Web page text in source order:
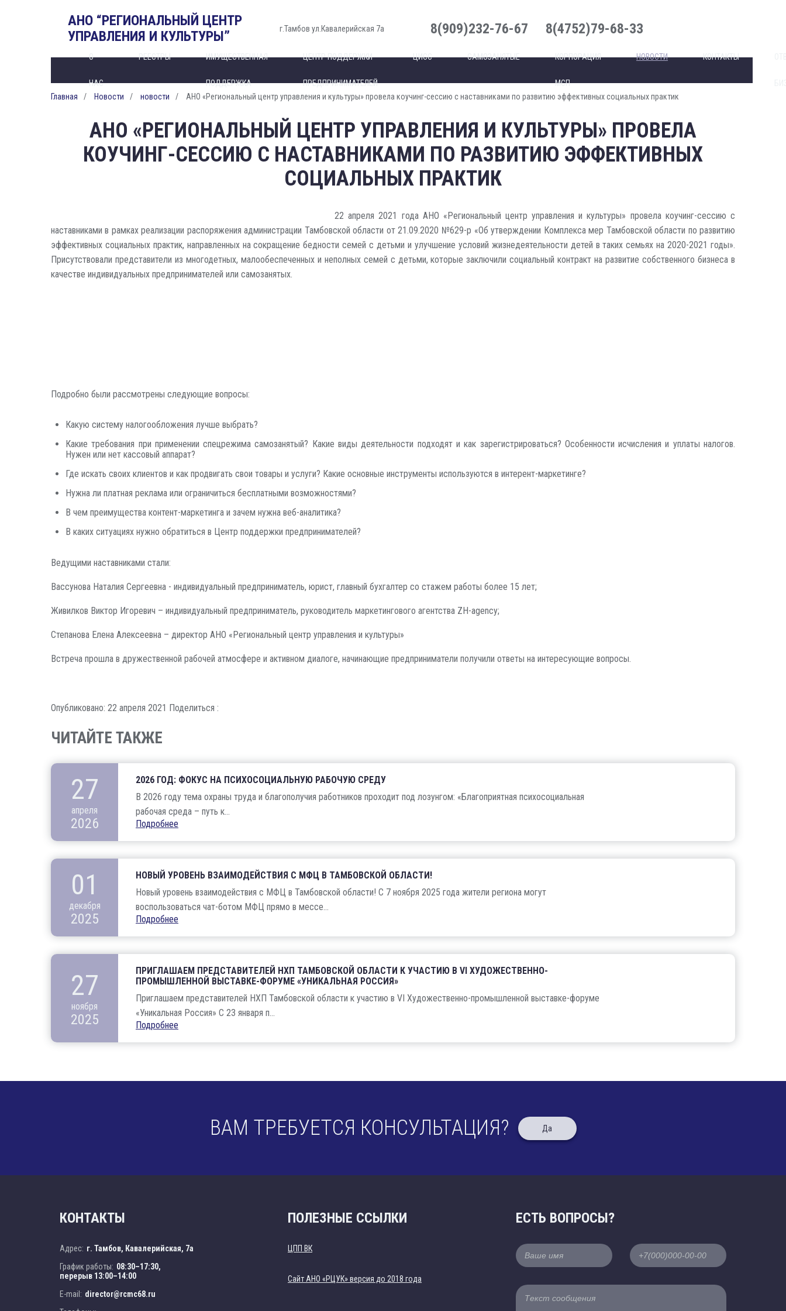
АНО “РЕГИОНАЛЬНЫЙ ЦЕНТР
УПРАВЛЕНИЯ И КУЛЬТУРЫ”
г.Тамбов ул.Кавалерийская 7а 8(909)232-76-67 8(4752)79-68-33
О
НАС
РЕЕСТРЫ ИМУЩЕСТВЕННАЯ
ПОДДЕРЖКА
ЦЕНТР ПОДДЕРЖКИ
ПРЕДПРИНИМАТЕЛЕЙ
ЦИСС САМОЗАНЯТЫЕ КОРПОРАЦИЯ
МСП
НОВОСТИ КОНТАКТЫ
Главная
Новости новости АНО «Региональный центр управления и культуры» провела коучинг-сессию с наставниками по развитию эффективных социальных практик
АНО «РЕГИОНАЛЬНЫЙ ЦЕНТР УПРАВЛЕНИЯ И КУЛЬТУРЫ» ПРОВЕЛА
КОУЧИНГ-СЕССИЮ С НАСТАВНИКАМИ ПО РАЗВИТИЮ ЭФФЕКТИВНЫХ
СОЦИАЛЬНЫХ ПРАКТИК
22 апреля 2021 года АНО «Региональный центр управления и культуры» провела коучинг-сессию с
наставниками в рамках реализации распоряжения администрации Тамбовской области от 21.09.2020 №629-р «Об утверждении Комплекса мер Тамбовской области по развитию
эффективных социальных практик, направленных на сокращение бедности семей с детьми и улучшение условий жизнедеятельности детей в таких семьях на 2020-2021 годы».
Присутствовали представители из многодетных, малообеспеченных и неполных семей с детьми, которые заключили социальный контракт на развитие собственного бизнеса в
качестве индивидуальных предпринимателей или самозанятых.
Подробно были рассмотрены следующие вопросы:
Какую систему налогообложения лучше выбрать?
Какие требования при применении спецрежима самозанятый? Какие виды деятельности подходят и как зарегистрироваться? Особенности исчисления и уплаты налогов.
Нужен или нет кассовый аппарат?
Где искать своих клиентов и как продвигать свои товары и услуги? Какие основные инструменты используются в интерент-маркетинге?
Нужна ли платная реклама или ограничиться бесплатными возможностями?
В чем преимущества контент-маркетинга и зачем нужна веб-аналитика?
В каких ситуациях нужно обратиться в Центр поддержки предпринимателей?
Ведущими наставниками стали:
Вассунова Наталия Сергеевна - индивидуальный предприниматель, юрист, главный бухгалтер со стажем работы более 15 лет;
Живилков Виктор Игоревич – индивидуальный предприниматель, руководитель маркетингового агентства ZH-agency;
Степанова Елена Алексеевна – директор АНО «Региональный центр управления и культуры»
Встреча прошла в дружественной рабочей атмосфере и активном диалоге, начинающие предприниматели получили ответы на интересующие вопросы.
Опубликовано: 22 апреля 2021 Поделиться :
ЧИТАЙТЕ ТАКЖЕ
27
апреля
2026
2026 ГОД: ФОКУС НА ПСИХОСОЦИАЛЬНУЮ РАБОЧУЮ СРЕДУ
В 2026 году тема охраны труда и благополучия работников проходит под лозунгом: «Благоприятная психосоциальная
рабочая среда – путь к...
Подробнее
01
декабря
2025
НОВЫЙ УРОВЕНЬ ВЗАИМОДЕЙСТВИЯ С МФЦ В ТАМБОВСКОЙ ОБЛАСТИ!
Новый уровень взаимодействия с МФЦ в Тамбовской области! С 7 ноября 2025 года жители региона могут
воспользоваться чат-ботом МФЦ прямо в мессе...
Подробнее
27
ноября
2025
ПРИГЛАШАЕМ ПРЕДСТАВИТЕЛЕЙ НХП ТАМБОВСКОЙ ОБЛАСТИ К УЧАСТИЮ В VI ХУДОЖЕСТВЕННО-
ПРОМЫШЛЕННОЙ ВЫСТАВКЕ-ФОРУМЕ «УНИКАЛЬНАЯ РОССИЯ»
Приглашаем представителей НХП Тамбовской области к участию в VI Художественно-промышленной выставке-форуме
«Уникальная Россия» С 23 января п...
Подробнее
ВАМ ТРЕБУЕТСЯ КОНСУЛЬТАЦИЯ? Да
КОНТАКТЫ
Адрес: г. Тамбов, Кавалерийская, 7а
График работы: 08:30–17:30,
перерыв 13:00–14:00
E-mail: director@rcmc68.ru
ПОЛЕЗНЫЕ ССЫЛКИ
ЦПП ВК
Cайт АНО «РЦУК» версия до 2018 года
ЕСТЬ ВОПРОСЫ?